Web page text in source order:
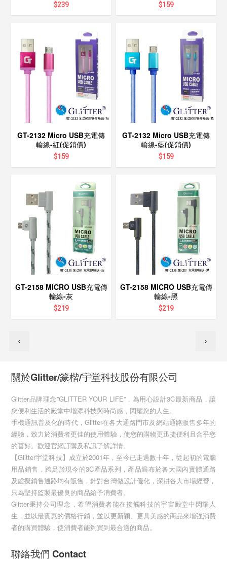
$239 $159
GT-2132 Micro USB充電傳
輸線-紅(促銷價)
$159
GT-2132 Micro USB充電傳
輸線-藍(促銷價)
$159
GT-2158 MICRO USB充電傳
輸線-灰
$219
GT-2158 MICRO USB充電傳
輸線-黑
$219
關於Glitter/篆楷/宇堂科技股份有限公司
Glitter品牌理念”GLITTER YOUR LIFE”，為用心設計3C最新商品，讓
您便利生活的殿堂中增添科技與時尚感，閃耀您的人生。
手機通訊普及化的時代，Glitter在各大通路門市及網站通路販售多年的
經驗，致力於消費者更佳的使用體驗，使您的購物更迅捷便利且合乎您
的喜好。歡迎官網訂購及私訊了解詳情。
【Glitter宇堂科技】成立於2001年，至今已走過數十年，從起初的電腦
用品銷售，跨足於現今的3C產品系列，產品遍布於各大國內實體通路
及虛擬銷售通路均有販售，針對台灣做設計優化，深耕各大市場經營，
只為堅持監製最優良的商品給予消費者。
Glitter秉持公司理念，希望消費者能在接觸科技的宇宙殿堂中閃耀人
生，並以最實惠的價格行銷，並以更新穎、更具美感的商品來增強消費
者的購買體驗，使消費者能夠買到最合適的商品。
聯絡我們 Contact